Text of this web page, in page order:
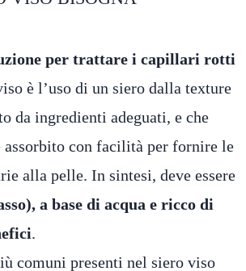
per trattare i capillari rotti
è l’uso di un siero dalla texture
da ingredienti adeguati, e che
con facilità per fornire le
alla pelle. In sintesi, deve essere
a base di acqua e ricco di
.
comuni presenti nel siero viso